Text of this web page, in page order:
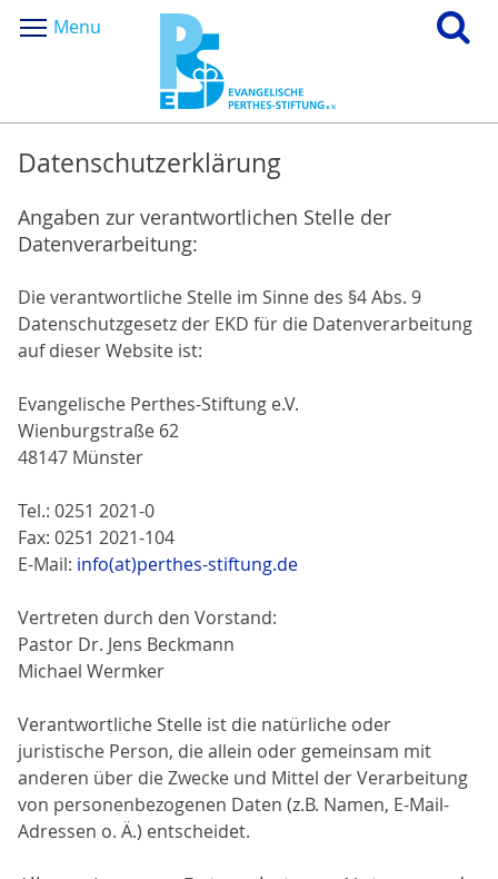
Menu
Datenschutzerklärung
Angaben zur verantwortlichen Stelle der
Datenverarbeitung:
Die verantwortliche Stelle im Sinne des §4 Abs. 9
Datenschutzgesetz der EKD für die Datenverarbeitung
auf dieser Website ist:
Evangelische Perthes-Stiftung e.V.
Wienburgstraße 62
48147 Münster
Tel.: 0251 2021-0
Fax: 0251 2021-104
E-Mail: info(at)perthes-stiftung.de
Vertreten durch den Vorstand:
Pastor Dr. Jens Beckmann
Michael Wermker
Verantwortliche Stelle ist die natürliche oder
juristische Person, die allein oder gemeinsam mit
anderen über die Zwecke und Mittel der Verarbeitung
von personenbezogenen Daten (z.B. Namen, E-Mail-
Adressen o. Ä.) entscheidet.